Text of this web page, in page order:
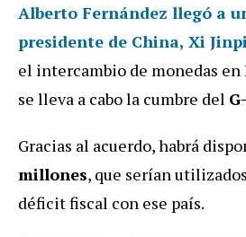
Alberto Fernández llegó a
presidente de China, Xi
el intercambio de monedas en
se lleva a cabo la cumbre del
Gracias al acuerdo, habrá
millones, que serían
déficit fiscal con ese país.